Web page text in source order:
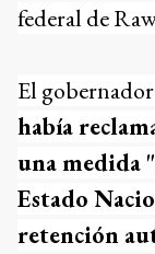
federal de
El
había
una medida
Estado
retención